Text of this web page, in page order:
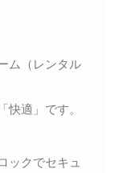
ム（レンタル
適」です。
ックでセキュ